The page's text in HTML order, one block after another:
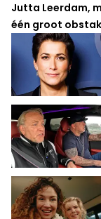
Jutta Leerdam,
één groot